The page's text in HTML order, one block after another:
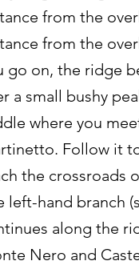
from the
from the
go on, the ridge
a small bushy
where you
Follow it
the crossroads
left-hand branch
along the
Nero and